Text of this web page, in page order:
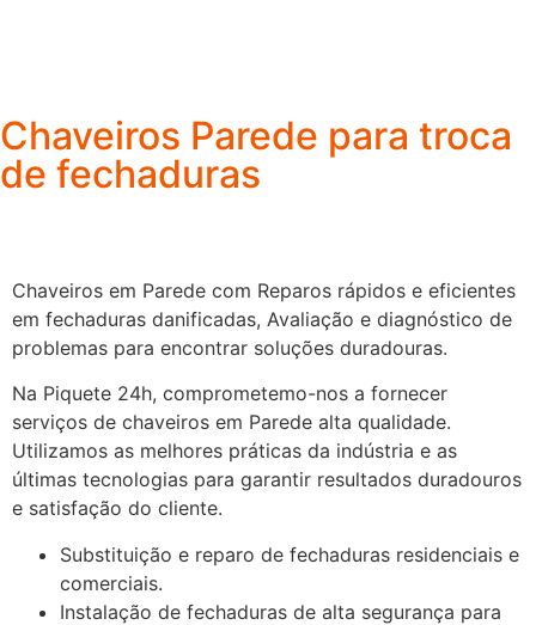
Chaveiros Parede para troca
de fechaduras
Chaveiros em Parede com Reparos rápidos e eficientes
em fechaduras danificadas, Avaliação e diagnóstico de
problemas para encontrar soluções duradouras.
Na Piquete 24h, comprometemo-nos a fornecer
serviços de chaveiros em Parede alta qualidade.
Utilizamos as melhores práticas da indústria e as
últimas tecnologias para garantir resultados duradouros
e satisfação do cliente.
Substituição e reparo de fechaduras residenciais e
comerciais.
Instalação de fechaduras de alta segurança para